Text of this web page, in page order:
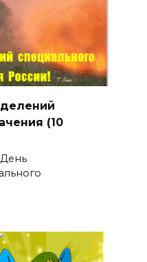
(10